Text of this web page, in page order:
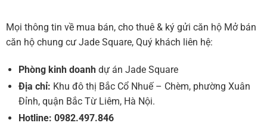
Mọi thông tin về mua bán, cho thuê & ký gửi căn hộ Mở bán
căn hộ chung cư Jade Square, Quý khách liên hệ:
Phòng kinh doanhdự án Jade Square
Địa chỉ: Khu đô thị Bắc Cổ Nhuế – Chèm, phường Xuân
Đỉnh, quận Bắc Từ Liêm, Hà Nội.
Hotline: 0982.497.846